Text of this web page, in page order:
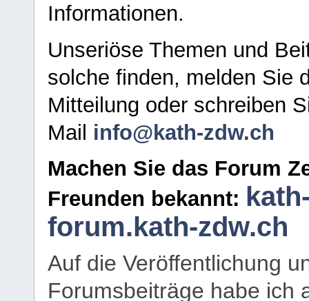
Informationen.
Unseriöse Themen und
solche finden, melden Sie
Mitteilung oder schreiben
Mail info@kath-zdw.ch
Machen Sie das Forum
Freunden bekannt:
forum.kath-zdw.ch
Auf die Veröffentlichung
Forumsbeiträge habe ich